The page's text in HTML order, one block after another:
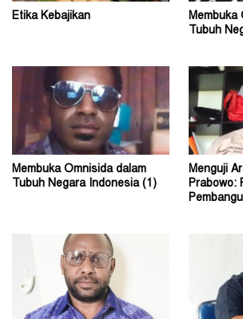
Etika Kebajikan
Membuka
Tubuh
Membuka Omnisida dalam
Tubuh Negara Indonesia (1)
Menguji
Prabowo: